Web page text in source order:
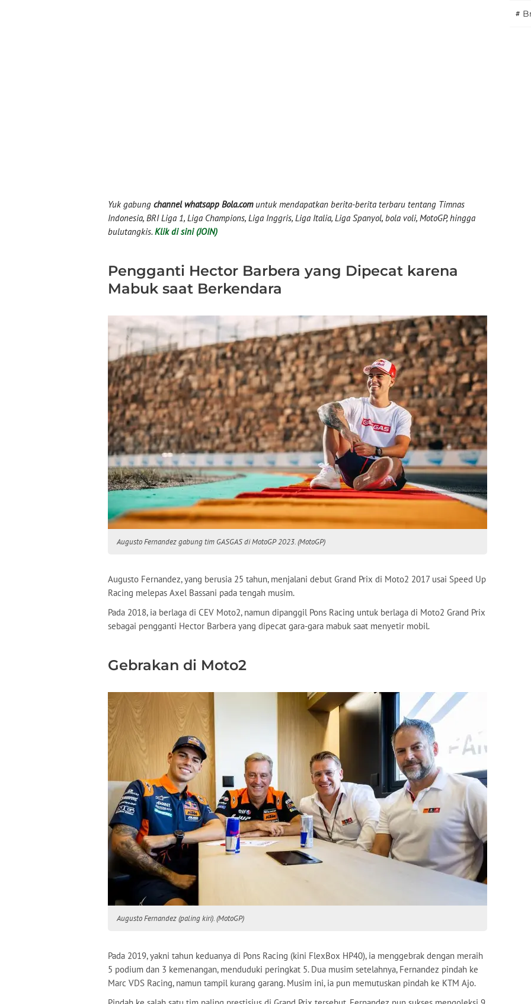
Yuk gabung channel whatsapp Bola.comuntuk mendapatkan berita-berita terbaru tentang Timnas
Indonesia, BRI Liga 1, Liga Champions, Liga Inggris, Liga Italia, Liga Spanyol, bola voli, MotoGP, hingga
bulutangkis. Klik di sini (JOIN)
Pengganti Hector Barbera yang Dipecat karena
Mabuk saat Berkendara
Augusto Fernandez gabung tim GASGAS di MotoGP 2023. (MotoGP)
Augusto Fernandez, yang berusia 25 tahun, menjalani debut Grand Prix di Moto2 2017 usai Speed Up
Racing melepas Axel Bassani pada tengah musim.
Pada 2018, ia berlaga di CEV Moto2, namun dipanggil Pons Racing untuk berlaga di Moto2 Grand Prix
sebagai pengganti Hector Barbera yang dipecat gara-gara mabuk saat menyetir mobil.
Gebrakan di Moto2
Augusto Fernandez (paling kiri). (MotoGP)
Pada 2019, yakni tahun keduanya di Pons Racing (kini FlexBox HP40), ia menggebrak dengan meraih
5 podium dan 3 kemenangan, menduduki peringkat 5. Dua musim setelahnya, Fernandez pindah ke
Marc VDS Racing, namun tampil kurang garang. Musim ini, ia pun memutuskan pindah ke KTM Ajo.
#